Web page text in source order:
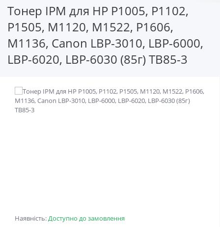
Тонер IPM для HP P1005, P1102,
P1505, M1120, M1522, P1606,
M1136, Canon LBP-3010, LBP-6000,
LBP-6020, LBP-6030 (85г) TB85-3
Наявність:Доступно до замовлення